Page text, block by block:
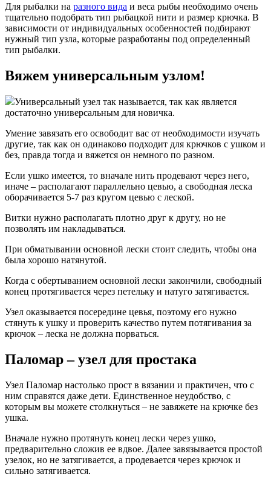
Для рыбалки на разного вида и веса рыбы необходимо очень
тщательно подобрать тип рыбацкой нити и размер крючка. В
зависимости от индивидуальных особенностей подбирают
нужный тип узла, которые разработаны под определенный
тип рыбалки.
Вяжем универсальным узлом!
Универсальный узел так называется, так как является
достаточно универсальным для новичка.
Умение завязать его освободит вас от необходимости изучать
другие, так как он одинаково подходит для крючков с ушком и
без, правда тогда и вяжется он немного по разном.
Если ушко имеется, то вначале нить продевают через него,
иначе – располагают параллельно цевью, а свободная леска
оборачивается 5-7 раз кругом цевью с леской.
Витки нужно располагать плотно друг к другу, но не
позволять им накладываться.
При обматывании основной лески стоит следить, чтобы она
была хорошо натянутой.
Когда с обертыванием основной лески закончили, свободный
конец протягивается через петельку и натуго затягивается.
Узел оказывается посередине цевья, поэтому его нужно
стянуть к ушку и проверить качество путем потягивания за
крючок – леска не должна порваться.
Паломар – узел для простака
Узел Паломар настолько прост в вязании и практичен, что с
ним справятся даже дети. Единственное неудобство, с
которым вы можете столкнуться – не завяжете на крючке без
ушка.
Вначале нужно протянуть конец лески через ушко,
предварительно сложив ее вдвое. Далее завязывается простой
узелок, но не затягивается, а продевается через крючок и
сильно затягивается.